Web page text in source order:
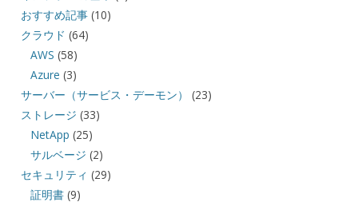
おすすめ記事(10)
クラウド (64)
AWS (58)
Azure (3)
サーバー（サービス・デーモン）
(23)
ストレージ (33)
NetApp (25)
サルベージ (2)
セキュリティ (29)
証明書 (9)